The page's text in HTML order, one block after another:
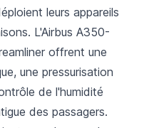
leurs appareils
L'Airbus A350-
offrent une
une pressurisation
de l'humidité
des passagers.